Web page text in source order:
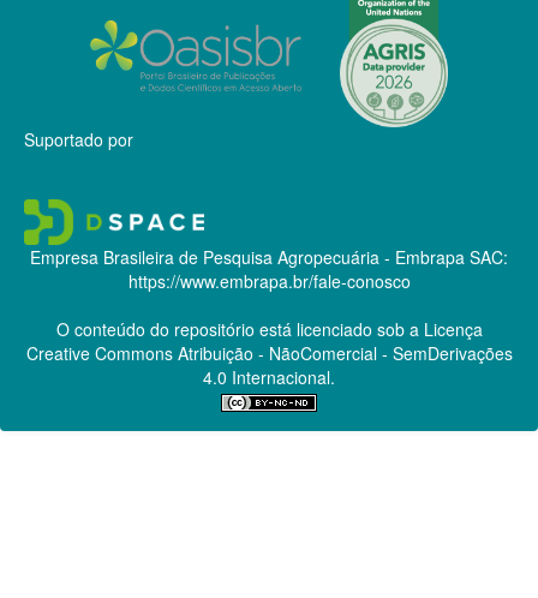
Suportado por
Empresa Brasileira de Pesquisa Agropecuária - Embrapa SAC:
https://www.embrapa.br/fale-conosco
O conteúdo do repositório está licenciado sob a Licença
Creative CommonsAtribuição - NãoComercial - SemDerivações
4.0 Internacional.